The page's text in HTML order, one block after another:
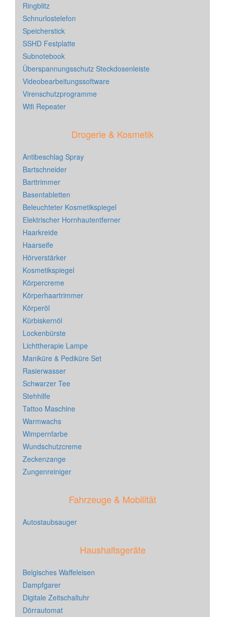
Ringblitz
Schnurlostelefon
Speicherstick
SSHD Festplatte
Subnotebook
Überspannungsschutz Steckdosenleiste
Videobearbeitungssoftware
Virenschutzprogramme
Wifi Repeater
Drogerie & Kosmetik
Antibeschlag Spray
Bartschneider
Barttrimmer
Basentabletten
Beleuchteter Kosmetikspiegel
Elektrischer Hornhautentferner
Haarkreide
Haarseife
Hörverstärker
Kosmetikspiegel
Körpercreme
Körperhaartrimmer
Körperöl
Kürbiskernöl
Lockenbürste
Lichttherapie Lampe
Maniküre & Pediküre Set
Rasierwasser
Schwarzer Tee
Stehhilfe
Tattoo Maschine
Warmwachs
Wimpernfarbe
Wundschutzcreme
Zeckenzange
Zungenreiniger
Fahrzeuge & Mobilität
Autostaubsauger
Haushaltsgeräte
Belgisches Waffeleisen
Dampfgarer
Digitale Zeitschaltuhr
Dörrautomat